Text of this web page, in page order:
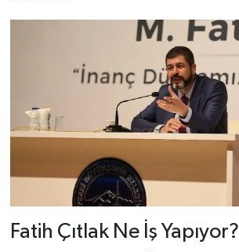
Fatih Çıtlak Ne İş Yapıyor?